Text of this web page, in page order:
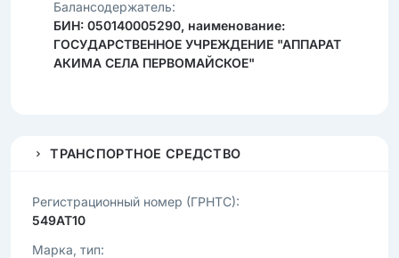
Балансодержатель:
БИН: 050140005290, наименование:
ГОСУДАРСТВЕННОЕ УЧРЕЖДЕНИЕ "АППАРАТ
АКИМА СЕЛА ПЕРВОМАЙСКОЕ"
ТРАНСПОРТНОЕ СРЕДСТВО
Регистрационный номер (ГРНТС):
549AT10
Марка, тип: